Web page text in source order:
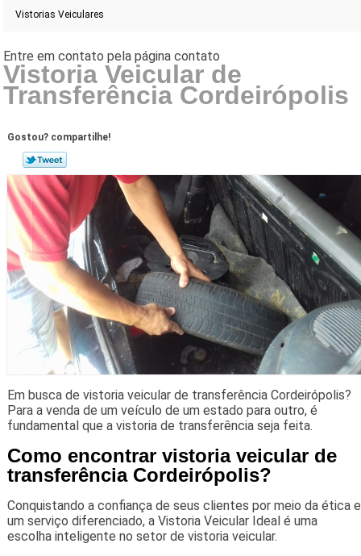
Vistorias Veiculares
Vistoria Veicular de
Transferência Cordeirópolis
Gostou? compartilhe!
Em busca de vistoria veicular de transferência Cordeirópolis?
Para a venda de um veículo de um estado para outro, é
fundamental que a vistoria de transferência seja feita.
Como encontrar vistoria veicular de
transferência Cordeirópolis?
Conquistando a confiança de seus clientes por meio da ética e
um serviço diferenciado, a Vistoria Veicular Ideal é uma
escolha inteligente no setor de vistoria veicular.